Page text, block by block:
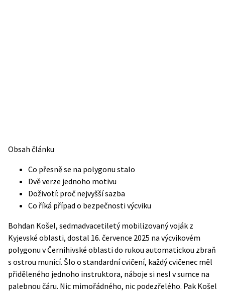
Obsah článku
Co přesně se na polygonu stalo
Dvě verze jednoho motivu
Doživotí: proč nejvyšší sazba
Co říká případ o bezpečnosti výcviku
Bohdan Košel, sedmadvacetiletý mobilizovaný voják z
Kyjevské oblasti, dostal 16. července 2025 na výcvikovém
polygonu v Černihivské oblasti do rukou automatickou zbraň
s ostrou municí. Šlo o standardní cvičení, každý cvičenec měl
přiděleného jednoho instruktora, náboje si nesl v sumce na
palebnou čáru. Nic mimořádného, nic podezřelého. Pak Košel